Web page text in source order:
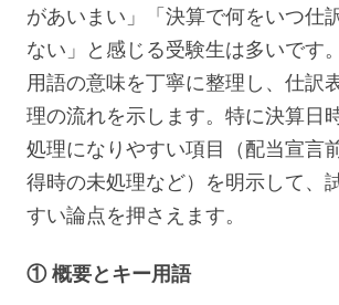
があいまい」「決算で何をいつ仕
ない」と感じる受験生は多いです
用語の意味を丁寧に整理し、仕訳
理の流れを示します。特に決算日
処理になりやすい項目（配当宣言
得時の未処理など）を明示して、
すい論点を押さえます。
① 概要とキー用語